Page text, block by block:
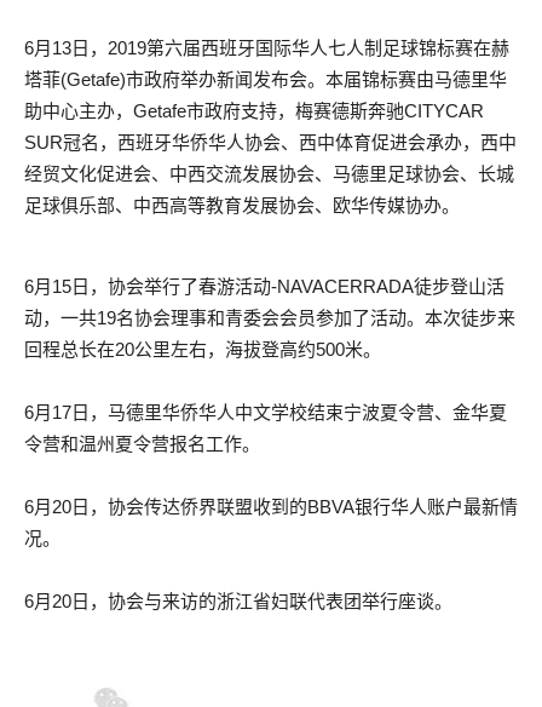
6月13日，2019第六届西班牙国际华人七人制足球锦标赛在赫
塔菲(Getafe)市政府举办新闻发布会。本届锦标赛由马德里华
助中心主办，Getafe市政府支持，梅赛德斯奔驰CITYCAR
SUR冠名，西班牙华侨华人协会、西中体育促进会承办，西中
经贸文化促进会、中西交流发展协会、马德里足球协会、长城
足球俱乐部、中西高等教育发展协会、欧华传媒协办。
6月15日，协会举行了春游活动-NAVACERRADA徒步登山活
动，一共19名协会理事和青委会会员参加了活动。本次徒步来
回程总长在20公里左右，海拔登高约500米。
6月17日，马德里华侨华人中文学校结束宁波夏令营、金华夏
令营和温州夏令营报名工作。
6月20日，协会传达侨界联盟收到的BBVA银行华人账户最新情
况。
6月20日，协会与来访的浙江省妇联代表团举行座谈。